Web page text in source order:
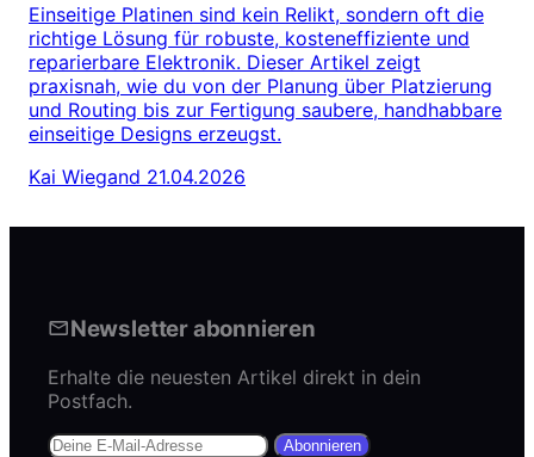
Einseitige Platinen sind kein Relikt, sondern oft die
richtige Lösung für robuste, kosteneffiziente und
reparierbare Elektronik. Dieser Artikel zeigt
praxisnah, wie du von der Planung über Platzierung
und Routing bis zur Fertigung saubere, handhabbare
einseitige Designs erzeugst.
Kai Wiegand 21.04.2026
Newsletter abonnieren
Erhalte die neuesten Artikel direkt in dein
Postfach.
Abonnieren